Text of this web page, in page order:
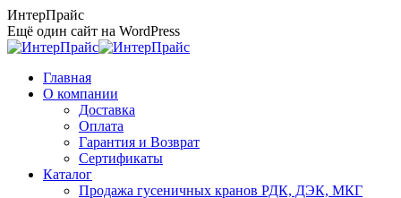
Перейти
к
содержанию
ИнтерПрайс
Ещё один сайт на WordPress
Главная
О компании
Доставка
Оплата
Гарантия и Возврат
Сертификаты
Каталог
Продажа гусеничных кранов РДК, ДЭК, МКГ